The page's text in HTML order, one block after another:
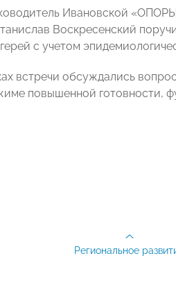
Ивановской
Воскресенский
с учетом
встречи обсуждались
повышенной готовности,
Региональное